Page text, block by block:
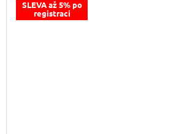
SLEVA až 5% po
registraci